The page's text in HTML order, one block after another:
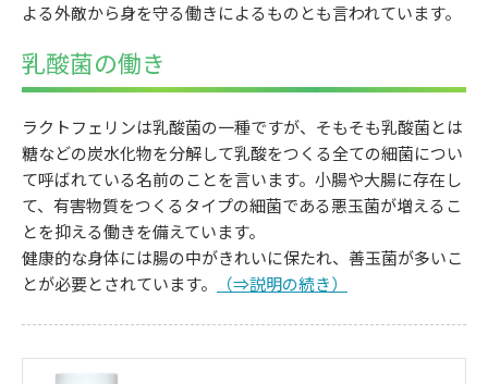
よる外敵から身を守る働きによるものとも言われています。
乳酸菌の働き
ラクトフェリンは乳酸菌の一種ですが、そもそも乳酸菌とは
糖などの炭水化物を分解して乳酸をつくる全ての細菌につい
て呼ばれている名前のことを言います。小腸や大腸に存在し
て、有害物質をつくるタイプの細菌である悪玉菌が増えるこ
とを抑える働きを備えています。
健康的な身体には腸の中がきれいに保たれ、善玉菌が多いこ
とが必要とされています。
（⇒説明の続き）